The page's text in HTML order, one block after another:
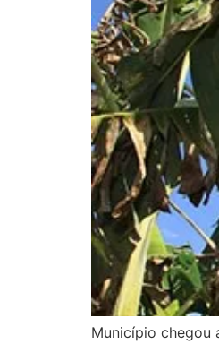
Município chegou